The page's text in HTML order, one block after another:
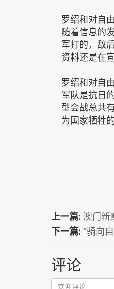
罗绍和对自
随着信息的
军打的，敌
资料还是在
罗绍和对自
军队是抗日
型会战总共
为国家牺牲
上一篇: 澳门新
下一篇: “骑向
评论